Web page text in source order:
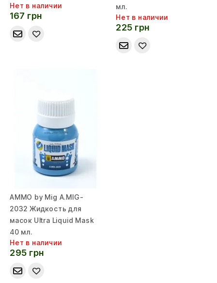
Нет в наличии
167 грн
мл.
Нет в наличии
225 грн
AMMO by Mig A.MIG-
2032 Жидкость для
масок Ultra Liquid Mask
40 мл.
Нет в наличии
295 грн